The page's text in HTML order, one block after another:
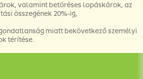
valamint betöréses lopáskárok, az
összegének 20%-ig,
miatt bekövetkező személyi
térítése.